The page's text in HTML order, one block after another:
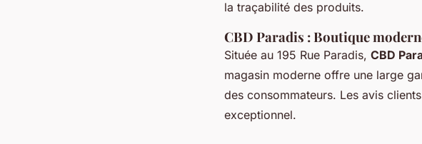
la traçabilité des produits.
CBD Paradis : Boutique
Située au 195 Rue Paradis, CBD
magasin moderne offre une large
des consommateurs. Les avis
exceptionnel.